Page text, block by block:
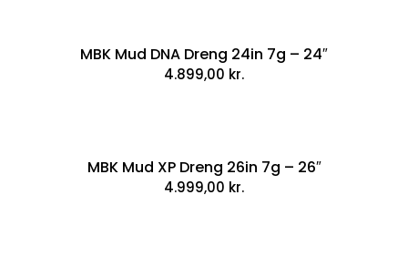
MBK Mud DNA Dreng 24in 7g – 24″
4.899,00 kr.
MBK Mud XP Dreng 26in 7g – 26″
4.999,00 kr.